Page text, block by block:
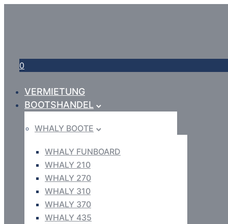
0
VERMIETUNG
BOOTSHANDEL
WHALY BOOTE
WHALY FUNBOARD
WHALY 210
WHALY 270
WHALY 310
WHALY 370
WHALY 435